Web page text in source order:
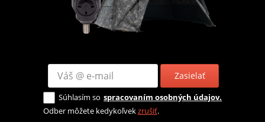
Zasielať
Súhlasím so spracovaním osobných údajov.
Odber môžete kedykoľvekzrušiť.